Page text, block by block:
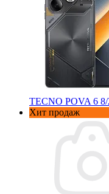
TECNO POVA 6
Хит продаж